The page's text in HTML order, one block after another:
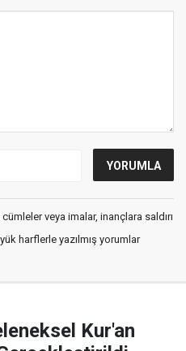
veya imalar, inançlara saldırı
harflerle yazılmış yorumlar
Kur'an